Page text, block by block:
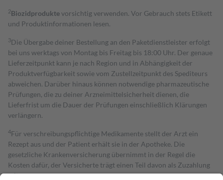
2Biozidproduktevorsichtig verwenden. Vor Gebrauch stets Etikett
und Produktinformationen lesen.
3Die Übergabe deiner Bestellung an den Paketdienstleister erfolgt
bei uns werktags von Montag bis Freitag bis 18:00 Uhr. Der genaue
Lieferzeitpunkt kann je nach Region und in Abhängigkeit der
Produktverfügbarkeit sowie vom Zustellzeitpunkt des Spediteurs
abweichen. Darüber hinaus können notwendige pharmazeutische
Prüfungen, die zu deiner Arzneimittelsicherheit dienen, die
Lieferfrist um die Dauer der Prüfungen einschließlich Klärungen
verlängern.
4Für verschreibungspflichtige Medikamente stellt der Arzt ein
Rezept aus und der Patient erhält sie in der Apotheke. Die
gesetzliche Krankenversicherung übernimmt in der Regel die
Kosten dafür, der Versicherte trägt einen Teil davon als Zuzahlung
mit.